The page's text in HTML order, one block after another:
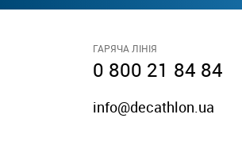
ГАРЯЧА ЛІНІЯ
0 800 21 84 84
info@decathlon.ua